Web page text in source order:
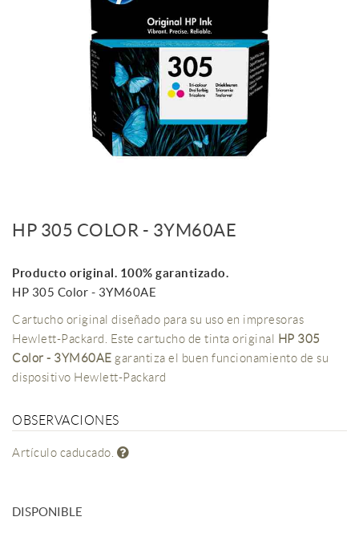
HP 305 COLOR - 3YM60AE
Producto original. 100% garantizado.
HP 305 Color - 3YM60AE
Cartucho original diseñado para su uso en impresoras
Hewlett-Packard. Este cartucho de tinta original HP 305
Color - 3YM60AE garantiza el buen funcionamiento de su
dispositivo Hewlett-Packard
OBSERVACIONES
Artículo caducado.
DISPONIBLE